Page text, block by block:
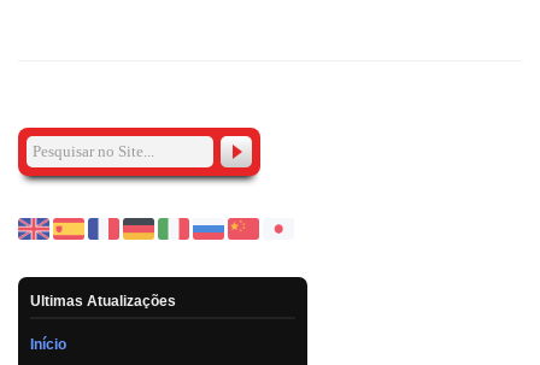
Ultimas Atualizações
Início